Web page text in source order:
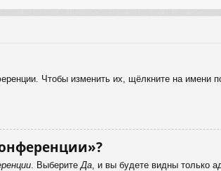
Чтобы изменить их, щёлкните на имени
. Выберите Да , и вы будете видны только